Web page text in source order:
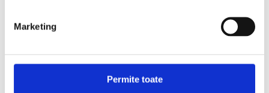
Marketing
Permite toate